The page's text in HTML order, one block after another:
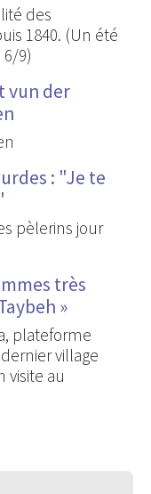
des
1840. (Un été
6/9)
vun der
: "Je te
pèlerins jour
très
»
plateforme
village
visite au